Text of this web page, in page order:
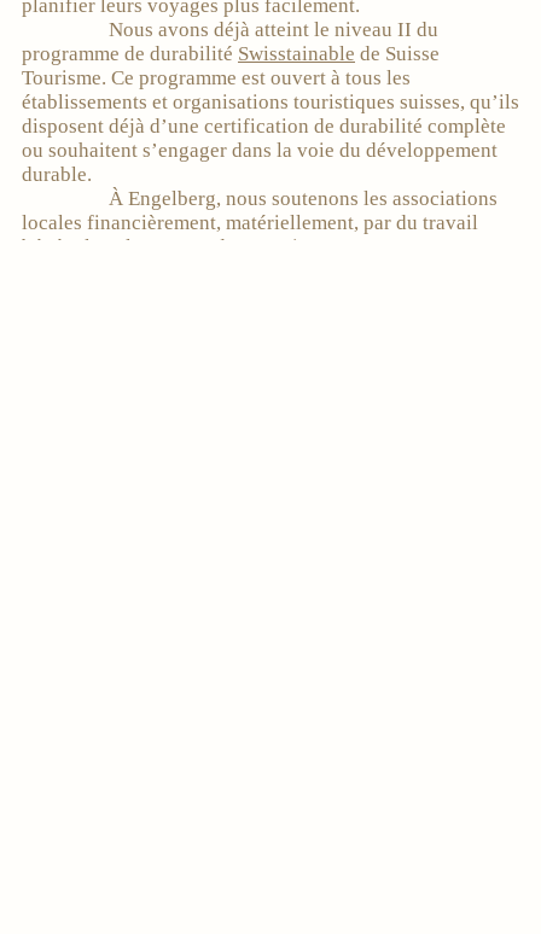
planifier leurs voyages plus facilement.
Nous avons déjà atteint le niveau II du
programme de durabilité Swisstainable de Suisse
Tourisme. Ce programme est ouvert à tous les
établissements et organisations touristiques suisses, qu’ils
disposent déjà d’une certification de durabilité complète
ou souhaitent s’engager dans la voie du développement
durable.
À Engelberg, nous soutenons les associations
locales financièrement, matériellement, par du travail
bénévole et le partage de connaissances.